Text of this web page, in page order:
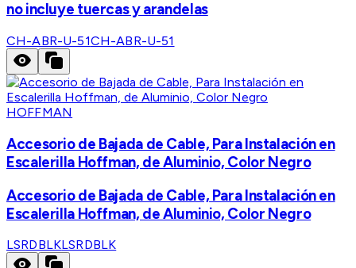
no incluye tuercas y arandelas
CH-ABR-U-51CH-ABR-U-51
HOFFMAN
Accesorio de Bajada de Cable, Para Instalación en
Escalerilla Hoffman, de Aluminio, Color Negro
Accesorio de Bajada de Cable, Para Instalación en
Escalerilla Hoffman, de Aluminio, Color Negro
LSRDBLKLSRDBLK